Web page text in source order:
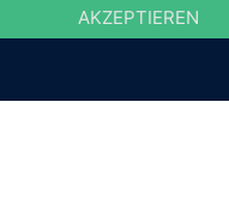
AKZEPTIEREN